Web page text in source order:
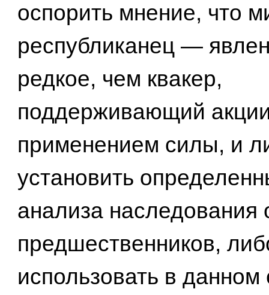
оспорить мнение, что
республиканец —
редкое, чем квакер,
поддерживающий
применением силы, и
установить
анализа наследования
предшественников,
использовать в данном